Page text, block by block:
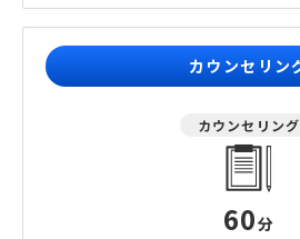
カウンセリン
カウンセリング
60分